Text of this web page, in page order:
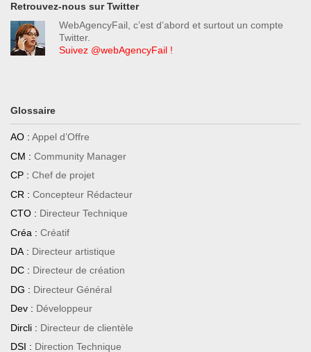
Retrouvez-nous sur Twitter
WebAgencyFail, c’est d’abord et surtout un compte
Twitter.
Suivez @webAgencyFail !
Glossaire
AO : Appel d’Offre
CM : Community Manager
CP : Chef de projet
CR : Concepteur Rédacteur
CTO : Directeur Technique
Créa : Créatif
DA : Directeur artistique
DC : Directeur de création
DG : Directeur Général
Dev : Développeur
Dircli : Directeur de clientèle
DSI : Direction Technique